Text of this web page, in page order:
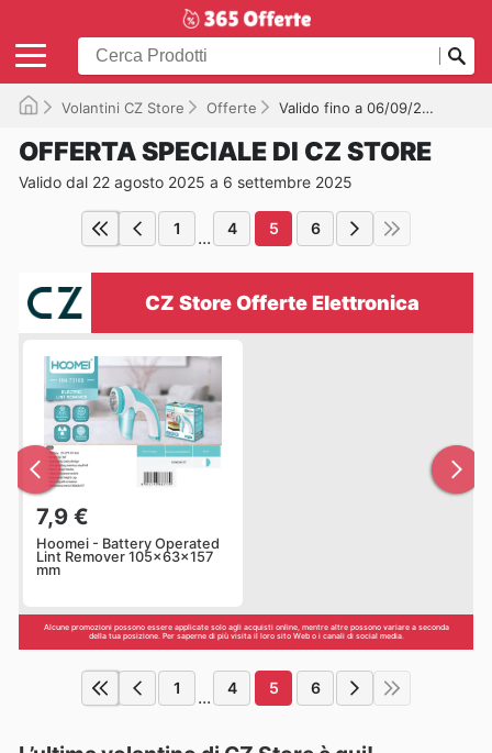
Volantini CZ Store Offerte Valido fino a 06/09/2025
OFFERTA SPECIALE DI CZ STORE
Valido dal 22 agosto 2025 a 6 settembre 2025
1 ... 4 5 6
CZ Store Offerte Elettronica
7,9 €
Hoomei - Battery Operated
Lint Remover 105x63x157
mm
Alcune promozioni possono essere applicate solo agli acquisti online, mentre altre possono variare a seconda
della tua posizione. Per saperne di più visita il loro sito Web o i canali di social media.
1 ... 4 5 6